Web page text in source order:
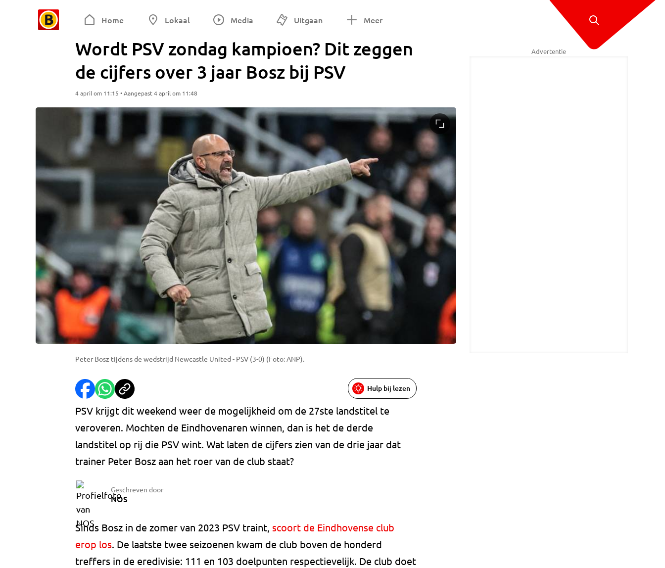
Home Lokaal Media Uitgaan Meer
Wordt PSV zondag kampioen? Dit zeggen
de cijfers over 3 jaar Bosz bij PSV
4 april om 11:15 • Aangepast 4 april om 11:48
Peter Bosz tijdens de wedstrijd Newcastle United - PSV (3-0) (Foto: ANP).
Hulp bij lezen
PSV krijgt dit weekend weer de mogelijkheid om de 27ste landstitel te
veroveren. Mochten de Eindhovenaren winnen, dan is het de derde
landstitel op rij die PSV wint. Wat laten de cijfers zien van de drie jaar dat
trainer Peter Bosz aan het roer van de club staat?
Geschreven door
NOS
Sinds Bosz in de zomer van 2023 PSV traint, scoort de Eindhovense club
erop los. De laatste twee seizoenen kwam de club boven de honderd
treffers in de eredivisie: 111 en 103 doelpunten respectievelijk. De club doet
Advertentie